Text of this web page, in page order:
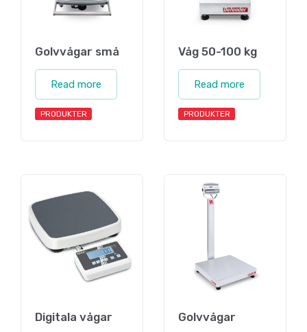
Golvvågar små
Read more
PRODUKTER
Våg 50-100 kg
Read more
PRODUKTER
Digitala vågar Golvvågar